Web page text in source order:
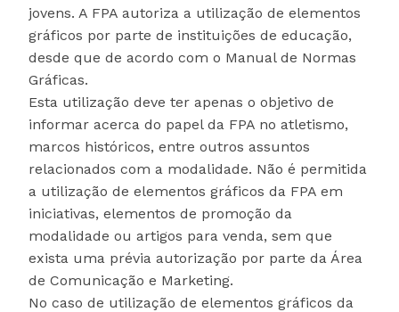
jovens. A FPA autoriza a utilização de elementos
gráficos por parte de instituições de educação,
desde que de acordo com o Manual de Normas
Gráficas.
Esta utilização deve ter apenas o objetivo de
informar acerca do papel da FPA no atletismo,
marcos históricos, entre outros assuntos
relacionados com a modalidade. Não é permitida
a utilização de elementos gráficos da FPA em
iniciativas, elementos de promoção da
modalidade ou artigos para venda, sem que
exista uma prévia autorização por parte da Área
de Comunicação e Marketing.
No caso de utilização de elementos gráficos da